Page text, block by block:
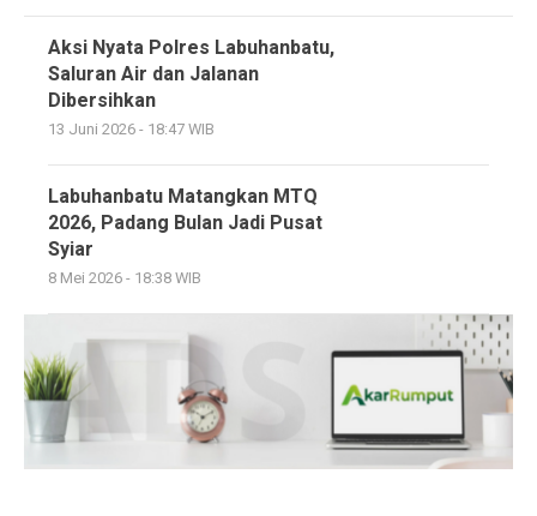
Aksi Nyata Polres Labuhanbatu,
Saluran Air dan Jalanan
Dibersihkan
13 Juni 2026 - 18:47 WIB
Labuhanbatu Matangkan MTQ
2026, Padang Bulan Jadi Pusat
Syiar
8 Mei 2026 - 18:38 WIB